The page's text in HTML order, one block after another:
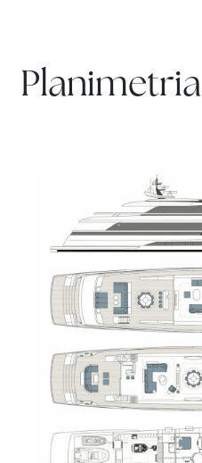
Planimetria